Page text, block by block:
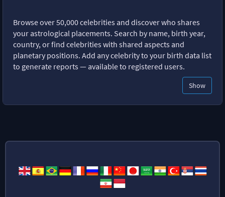
Browse over 50,000 celebrities and discover who shares
your astrological placements. Search by name, birth year,
country, or find celebrities with shared aspects and
planetary positions. Add any celebrity to your birth data list
to generate reports — available to registered users.
Show